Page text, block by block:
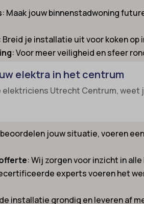
: Maak jouw binnenstadwoning
: Breid je installatie uit voor koken
: Voor meer veiligheid en sfeer
elektra in het centrum
Utrecht Centrum,
jouw situatie, voeren
: Wij zorgen voor inzicht in
experts voeren het
installatie grondig en leveren af
id-*
session-*
*
time-*
post-*
post*